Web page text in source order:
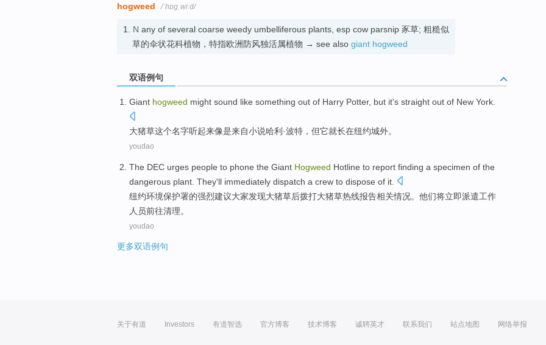
hogweed /ˈhɒɡˌwiːd/
1. N any of several coarse weedy umbelliferous plants, esp cow parsnip 豕草; 粗糙似
草的伞状花科植物，特指欧洲防风独活属植物 → see also giant hogweed
双语例句
Giant hogweed might sound like something out of Harry Potter, but it's straight out of New York
大猪草这个名字听起来像是来自小说哈利 ·波特 ， 但它就长在纽约城外。
youdao
The DEC urges people to phone the Giant Hogweed Hotline to report finding a specimen of the
dangerous plant. They'll immediately dispatch a crew to dispose of it.
纽约环境保护署的强烈建议大家发现大猪草后拨打大猪草热线报告相关情况。 他们将立即派遣工作
人员前往清理。
youdao
更多双语例句
关于有道 Investors 有道智选 官方博客 技术博客 诚聘英才 联系我们 站点地图 网络举报